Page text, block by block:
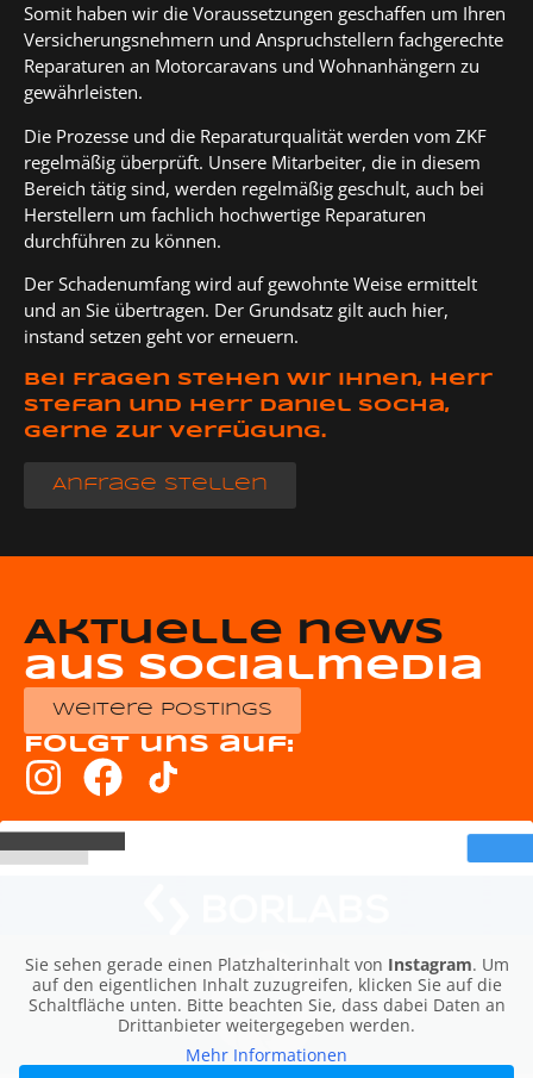
Somit haben wir die Voraussetzungen geschaffen um Ihren
Versicherungsnehmern und Anspruchstellern fachgerechte
Reparaturen an Motorcaravans und Wohnanhängern zu
gewährleisten.
Die Prozesse und die Reparaturqualität werden vom ZKF
regelmäßig überprüft. Unsere Mitarbeiter, die in diesem
Bereich tätig sind, werden regelmäßig geschult, auch bei
Herstellern um fachlich hochwertige Reparaturen
durchführen zu können.
Der Schadenumfang wird auf gewohnte Weise ermittelt
und an Sie übertragen. Der Grundsatz gilt auch hier,
instand setzen geht vor erneuern.
Bei Fragen stehen wir Ihnen, Herr
Stefan und Herr Daniel Socha,
gerne zur Verfügung.
Anfrage stellen
Sie sehen gerade einen Platzhalterinhalt von Instagram. Um
auf den eigentlichen Inhalt zuzugreifen, klicken Sie auf die
Schaltfläche unten. Bitte beachten Sie, dass dabei Daten an
Drittanbieter weitergegeben werden.
Mehr Informationen
Aktuelle news
aus socialmedia
weitere postings
Folgt uns auf: